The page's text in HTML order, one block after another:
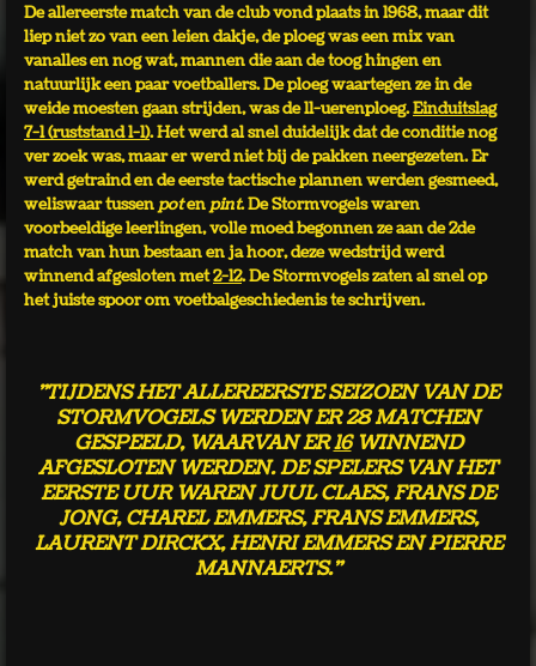
De allereerste match van de club vond plaats in 1968, maar dit
liep niet zo van een leien dakje, de ploeg was een mix van
vanalles en nog wat, mannen die aan de toog hingen en
natuurlijk een paar voetballers. De ploeg waartegen ze in de
weide moesten gaan strijden, was de 11-uerenploeg.Einduitslag
7-1 (ruststand 1-1). Het werd al snel duidelijk dat de conditie nog
ver zoek was, maar er werd niet bij de pakken neergezeten. Er
werd getraind en de eerste tactische plannen werden gesmeed,
weliswaar tussenpotenpint. De Stormvogels waren
voorbeeldige leerlingen, volle moed begonnen ze aan de 2de
match van hun bestaan en ja hoor, deze wedstrijd werd
winnend afgesloten met2-12. De Stormvogels zaten al snel op
het juiste spoor om voetbalgeschiedenis te schrijven.
"TIJDENS HET ALLEREERSTE SEIZOEN VAN DE
STORMVOGELS WERDEN ER 28 MATCHEN
GESPEELD, WAARVAN ER16WINNEND
AFGESLOTEN WERDEN. DE SPELERS VAN HET
EERSTE UUR WAREN JUUL CLAES, FRANS DE
JONG, CHAREL EMMERS, FRANS EMMERS,
LAURENT DIRCKX, HENRI EMMERS EN PIERRE
MANNAERTS."